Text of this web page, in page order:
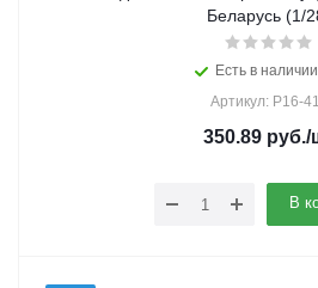
Беларусь (1/
Есть в
Артикул: Р16-
350.89руб./
В